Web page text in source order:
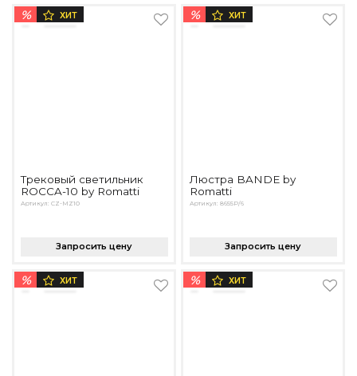
% ХИТ
Трековый светильник
ROCCA-10 by Romatti
Артикул: CZ-MZ10
Запросить цену
% ХИТ
Люстра BANDE by
Romatti
Артикул: 8655P/6
Запросить цену
% ХИТ % ХИТ